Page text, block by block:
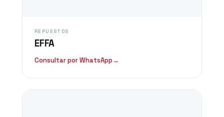
REPUESTOS
EFFA
Consultar por WhatsApp→